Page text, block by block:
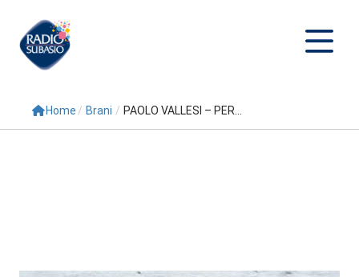
Cerca
Programmi
Home / Brani / PAOLO VALLESI – PER...